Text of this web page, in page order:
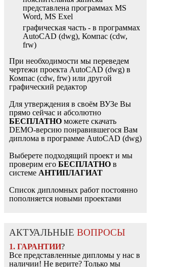
представлена программах MS
Word, MS Exel
графическая часть - в программах
AutoCAD (dwg), Компас (cdw,
frw)
При необходимости мы переведем
чертежи проекта AutoCAD (dwg) в
Компас (cdw, frw) или другой
графический редактор
Для утверждения в своём ВУЗе Вы
прямо сейчас и абсолютно
БЕСПЛАТНО можете скачать
DEMO-версию понравившегося Вам
диплома в программе AutoCAD (dwg)
Выберете подходящий проект и мы
проверим его БЕСПЛАТНО в
системе АНТИПЛАГИАТ
Список дипломных работ постоянно
пополняется новыми проектами
АКТУАЛЬНЫЕ ВОПРОСЫ
1. ГАРАНТИИ?
Все представленные дипломы у нас в
наличии! Не верите? Только мы